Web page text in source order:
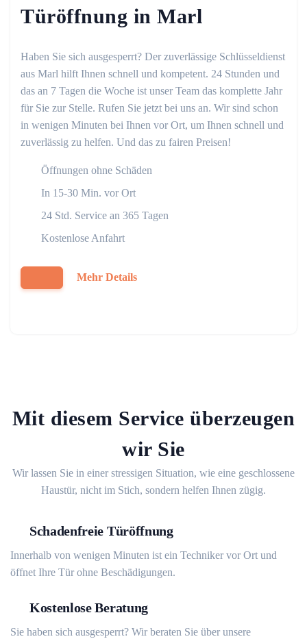
Türöffnung in Marl
Haben Sie sich ausgesperrt? Der zuverlässige Schlüsseldienst
aus Marl hilft Ihnen schnell und kompetent. 24 Stunden und
das an 7 Tagen die Woche ist unser Team das komplette Jahr
für Sie zur Stelle. Rufen Sie jetzt bei uns an. Wir sind schon
in wenigen Minuten bei Ihnen vor Ort, um Ihnen schnell und
zuverlässig zu helfen. Und das zu fairen Preisen!
Öffnungen ohne Schäden
In 15-30 Min. vor Ort
24 Std. Service an 365 Tagen
Kostenlose Anfahrt
Mehr Details
Mit diesem Service überzeugen
wir Sie
Wir lassen Sie in einer stressigen Situation, wie eine geschlossene
Haustür, nicht im Stich, sondern helfen Ihnen zügig.
Schadenfreie Türöffnung
Innerhalb von wenigen Minuten ist ein Techniker vor Ort und
öffnet Ihre Tür ohne Beschädigungen.
Kostenlose Beratung
Sie haben sich ausgesperrt? Wir beraten Sie über unsere